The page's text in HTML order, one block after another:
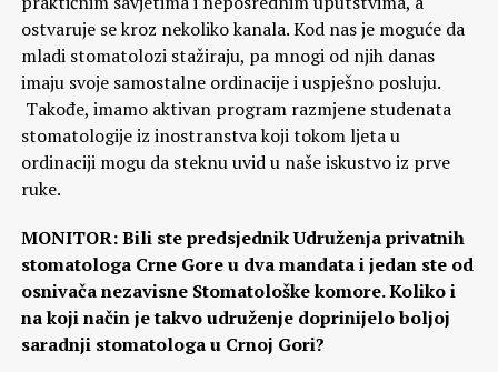
ostvaruje se kroz nekoliko kanala. Kod nas je moguće da
mladi stomatolozi stažiraju, pa mnogi od njih danas
imaju svoje samostalne ordinacije i uspješno posluju.
Takođe, imamo aktivan program razmjene studenata
stomatologije iz inostranstva koji tokom ljeta u
ordinaciji mogu da steknu uvid u naše iskustvo iz prve
ruke.
MONITOR: Bili ste predsjednik Udruženja privatnih
stomatologa Crne Gore u dva mandata i jedan ste od
osnivača nezavisne Stomatološke komore. Koliko i
na koji način je takvo udruženje doprinijelo boljoj
saradnji stomatologa u Crnoj Gori?